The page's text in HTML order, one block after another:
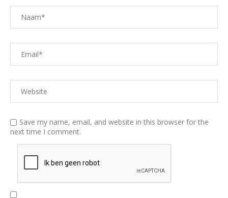
Save my name, email, and website in this browser for the
next time I comment.